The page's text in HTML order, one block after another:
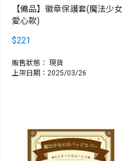
【備品】徽章保護套(魔法少女
愛心款)
$221
販售狀態： 現貨
上架日期：2025/03/26